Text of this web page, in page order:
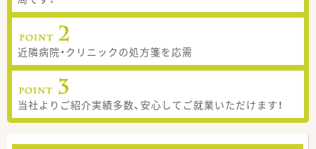
近隣病院・クリニックの処方箋を応需
当社よりご紹介実績多数、安心してご就業いただけます！